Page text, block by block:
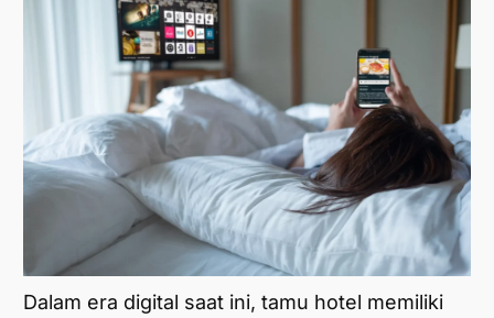
Dalam era digital saat ini, tamu hotel memiliki